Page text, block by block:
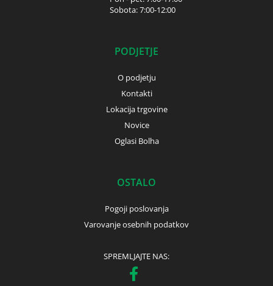
Sobota: 7:00-12:00
PODJETJE
O podjetju
Kontakti
Lokacija trgovine
Novice
Oglasi Bolha
OSTALO
Pogoji poslovanja
Varovanje osebnih podatkov
SPREMLJAJTE NAS: